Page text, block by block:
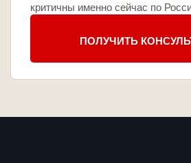
критичны именно сейчас по
ПОЛУЧИТЬ